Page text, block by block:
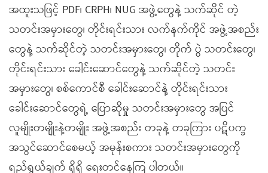
အထူးသဖြင့် PDF၊ CRPH၊ NUG အဖွဲ့တွေနဲ့ သက်ဆိုင် တဲ့
သတင်းအမှားတွေ၊ တိုင်းရင်းသား လက်နက်ကိုင် အဖွဲ့အစည်း
တွေနဲ့ သက်ဆိုင်တဲ့ သတင်းအမှားတွေ၊ တိုက် ပွဲ သတင်းတွေ၊
တိုင်းရင်းသား ခေါင်းဆောင်တွေနဲ့ သက်ဆိုင်တဲ့ သတင်း
အမှားတွေ၊ စစ်ကောင်စီ ခေါင်းဆောင်နဲ့ တိုင်းရင်းသား
ခေါင်းဆောင်တွေရဲ့ ပြောဆိုမှု သတင်းအမှားတွေ အပြင်
လူမျိုးတမျိုးနဲ့တမျိုး အဖွဲ့အစည်း တခုနဲ့ တခုကြား ပဋိပက္ခ
အသွင်ဆောင်စေမယ့် အမုန်းစကား သတင်းအမှားတွေကို
ရည်ရွယ်ချက် ရှိရှိ ရေးတင်နေကြ ပါတယ်။